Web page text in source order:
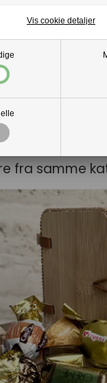
Vis cookie detaljer
fra samme